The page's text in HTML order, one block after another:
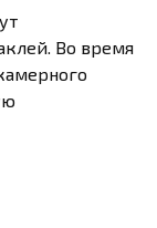
Во время